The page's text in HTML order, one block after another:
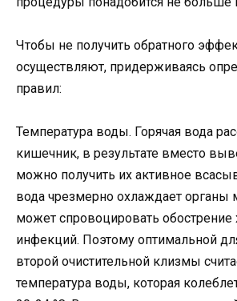
Чтобы не получить обратного
осуществляют, придерживаясь
правил:
Температура воды. Горячая вода
кишечник, в результате вместо
можно получить их активное
вода чрезмерно охлаждает органы
может спровоцировать обострение
инфекций. Поэтому оптимальной
второй очистительной клизмы
температура воды, которая